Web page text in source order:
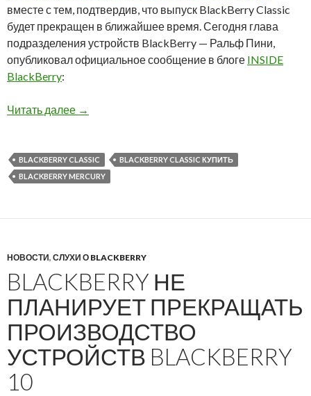
вместе с тем, подтвердив, что выпуск BlackBerry Classic
будет прекращен в ближайшее время. Сегодня глава
подразделения устройств BlackBerry — Ральф Пини,
опубликовал официальное сообщение в блоге INSIDE
BlackBerry:
Читать далее BlackBerry объявила о завершении
→
BLACKBERRY CLASSIC
BLACKBERRY CLASSIC КУПИТЬ
BLACKBERRY MERCURY
НОВОСТИ, СЛУХИ О BLACKBERRY
BLACKBERRY НЕ
ПЛАНИРУЕТ ПРЕКРАЩАТЬ
ПРОИЗВОДСТВО
УСТРОЙСТВ BLACKBERRY
10